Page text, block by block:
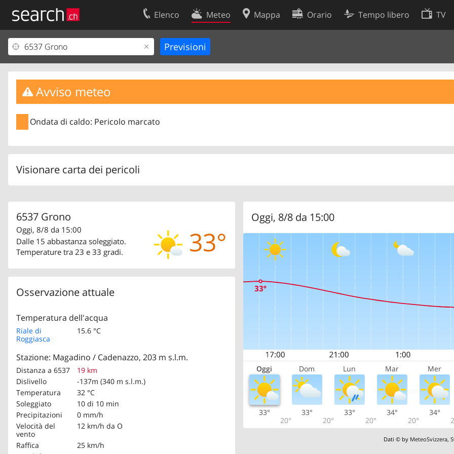
Elenco Meteo Mappa Orario Tempo libero TV
Avviso meteo
Ondata di caldo: Pericolo marcato
Visionare carta dei pericoli
6537 Grono
33°
Oggi, 8/8 da 15:00
Dalle 15 abbastanza soleggiato.
Temperature tra 23 e 33 gradi.
Osservazione attuale
Temperatura dell'acqua
Riale di
Roggiasca
15.6 °C
Stazione: Magadino / Cadenazzo, 203 m s.l.m.
Distanza a 6537
19 km
Dislivello
-137m (340 m s.l.m.)
Temperatura
32 °C
Soleggiato
10 di 10 min
Precipitazioni
0 mm/h
Velocità del
vento
12 km/h da O
Raffica
25 km/h
Oggi, 8/8 da 15:00
Oggi Dom Lun Mar Mer
33°
20°
33°
20°
33°
20°
34°
20°
34°
Dati © by MeteoSvizzera,
Il vostro profolio
Area clienti
Informazioni Legali
Contatti
Condizioni d’uso
Protezione dei dati
Preferenze cookie
Sviluppatori